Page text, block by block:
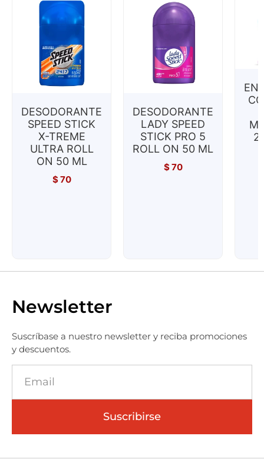
DESODORANTE
SPEED STICK
X-TREME
ULTRA ROLL
ON 50 ML
$70
DESODORANTE
LADY SPEED
STICK PRO 5
ROLL ON 50 ML
$70
Newsletter
Suscríbase a nuestro newsletter y reciba promociones
y descuentos.
Suscribirse